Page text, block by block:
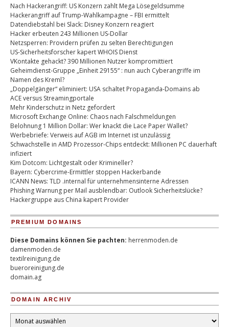
Nach Hackerangriff: US Konzern zahlt Mega Lösegeldsumme
Hackerangriff auf Trump-Wahlkampagne – FBI ermittelt
Datendiebstahl bei Slack: Disney Konzern reagiert
Hacker erbeuten 243 Millionen US-Dollar
Netzsperren: Providern prüfen zu selten Berechtigungen
US-Sicherheitsforscher kapert WHOIS Dienst
VKontakte gehackt? 390 Millionen Nutzer kompromittiert
Geheimdienst-Gruppe „Einheit 29155“ : nun auch Cyberangriffe im
Namen des Kreml?
„Doppelgänger“ eliminiert: USA schaltet Propaganda-Domains ab
ACE versus Streamingportale
Mehr Kinderschutz in Netz gefordert
Microsoft Exchange Online: Chaos nach Falschmeldungen
Belohnung 1 Million Dollar: Wer knackt die Lace Paper Wallet?
Werbebriefe: Verweis auf AGB im Internet ist unzulässig
Schwachstelle in AMD Prozessor-Chips entdeckt: Millionen PC dauerhaft
infiziert
Kim Dotcom: Lichtgestalt oder Krimineller?
Bayern: Cybercrime-Ermittler stoppen Hackerbande
ICANN News: TLD .internal für unternehmensinterne Adressen
Phishing Warnung per Mail ausblendbar: Outlook Sicherheitslücke?
Hackergruppe aus China kapert Provider
PREMIUM DOMAINS
Diese Domains können Sie pachten: herrenmoden.de
damenmoden.de
textilreinigung.de
bueroreinigung.de
domain.ag
DOMAIN ARCHIV
Domain